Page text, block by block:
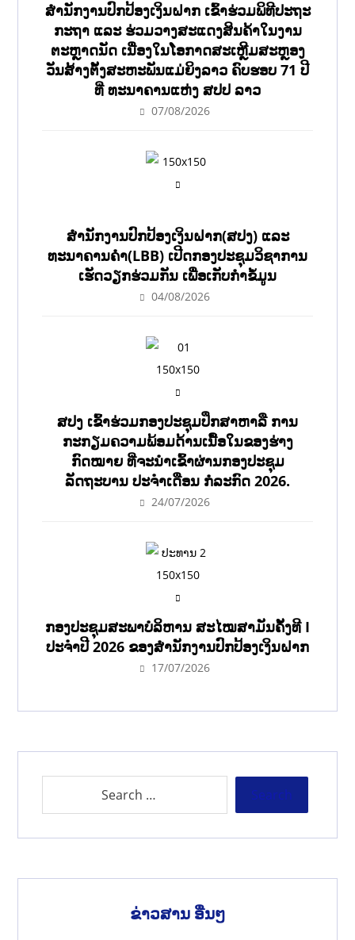
ສຳນັກງານປົກປ້ອງເງິນຝາກ ເຂົ້າຮ່ວມພິທີປະຖະ
ກະຖາ ແລະ ຮ່ວມວາງສະແດງສິນຄ້າໃນງານ
ຕະຫຼາດນັດ ເນື່ອງໃນໂອກາດສະເຫຼີມສະຫຼອງ
ວັນສ້າງຕັ້ງສະຫະພັນແມ່ຍິງລາວ ຄົບຮອບ 71 ປີ
ທີ່ ທະນາຄານແຫ່ງ ສປປ ລາວ
07/08/2026
ສຳນັກງານປົກປ້ອງເງິນຝາກ(ສປງ) ແລະ
ທະນາຄານຄຳ(LBB) ເປີດກອງປະຊຸມວິຊາການ
ເຮັດວຽກຮ່ວມກັນ ເພື່ອເກັບກຳຂໍ້ມູນ
04/08/2026
ສປງ ເຂົ້າຮ່ວມກອງປະຊຸມປຶກສາຫາລື ການ
ກະກຽມຄວາມພ້ອມດ້ານເນື້ອໃນຂອງຮ່າງ
ກົດໝາຍ ທີ່ຈະນໍາເຂົ້າຜ່ານກອງປະຊຸມ
ລັດຖະບານ ປະຈໍາເດືອນ ກໍລະກົດ 2026.
24/07/2026
ກອງປະຊຸມສະພາບໍລິຫານ ສະໄໝສາມັນຄັ້ງທີ I
ປະຈຳປີ 2026 ຂອງສຳນັກງານປົກປ້ອງເງິນຝາກ
17/07/2026
ຂ່າວສານ ອື່ນໆ